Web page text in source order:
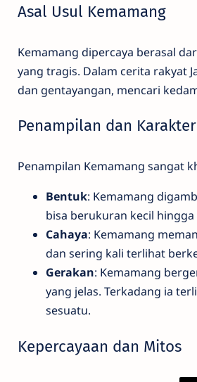
Asal Usul Kemamang
Kemamang dipercaya berasal
yang tragis. Dalam cerita rakyat
dan gentayangan, mencari
Penampilan dan
Penampilan Kemamang sangat
Bentuk: Kemamang
bisa berukuran kecil hingga
Cahaya: Kemamang
dan sering kali terlihat
Gerakan: Kemamang
yang jelas. Terkadang ia
sesuatu.
Kepercayaan dan Mitos